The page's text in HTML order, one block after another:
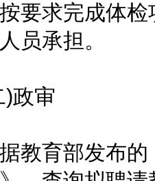
要求完成体
员承担。
审
育部发布的